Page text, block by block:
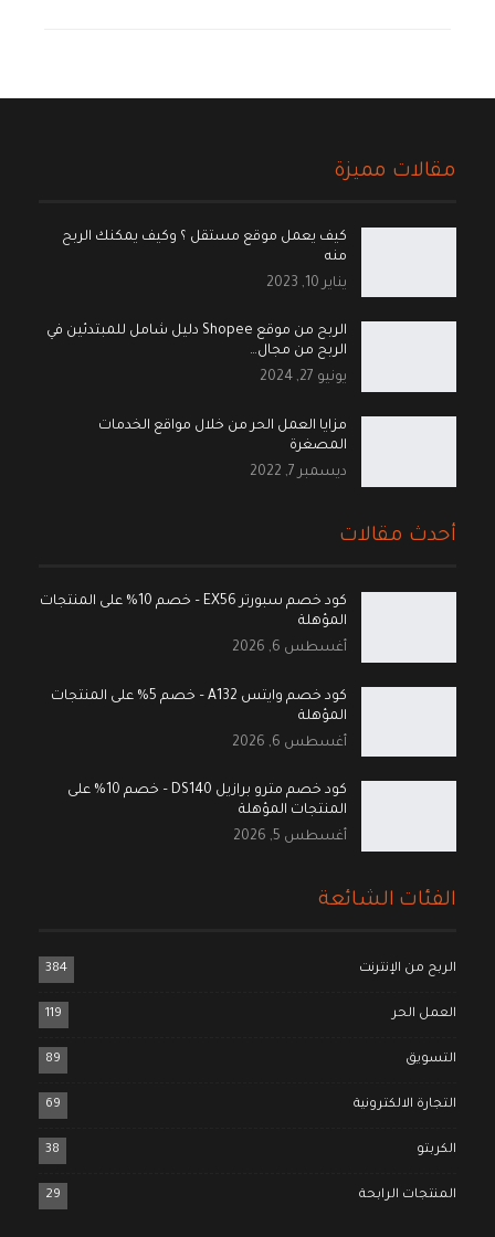
مقالات مميزة
كيف يعمل موقع مستقل ؟ وكيف يمكنك الربح
منه
يناير 10, 2023
الربح من موقع Shopee دليل شامل للمبتدئين في
الربح من مجال…
يونيو 27, 2024
مزايا العمل الحر من خلال مواقع الخدمات
المصغرة
ديسمبر 7, 2022
أحدث مقالات
كود خصم سبورتر EX56 – خصم 10% على المنتجات
المؤهلة
أغسطس 6, 2026
كود خصم وايتس A132 – خصم 5% على المنتجات
المؤهلة
أغسطس 6, 2026
كود خصم مترو برازيل DS140 – خصم 10% على
المنتجات المؤهلة
أغسطس 5, 2026
الفئات الشائعة
الربح من الإنترنت 384
العمل الحر 119
التسويق 89
التجارة الالكترونية 69
الكربتو 38
المنتجات الرابحة 29